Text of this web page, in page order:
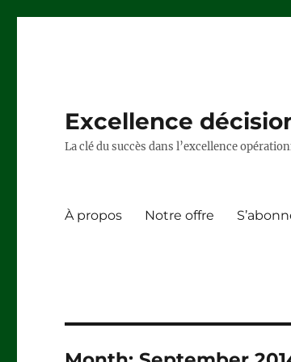
Excellence
La clé du succès dans l’excellence
À propos Notre offre